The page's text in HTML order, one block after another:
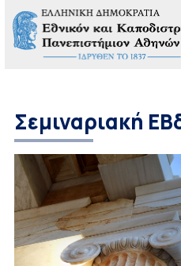
Σεμιναριακή